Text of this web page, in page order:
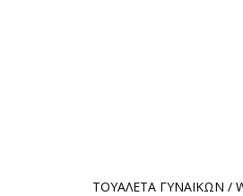
ΤΟΥΑΛΕΤΑ ΓΥΝΑΙΚΩΝ /